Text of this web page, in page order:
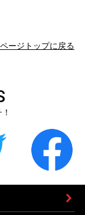
ージトップに戻る